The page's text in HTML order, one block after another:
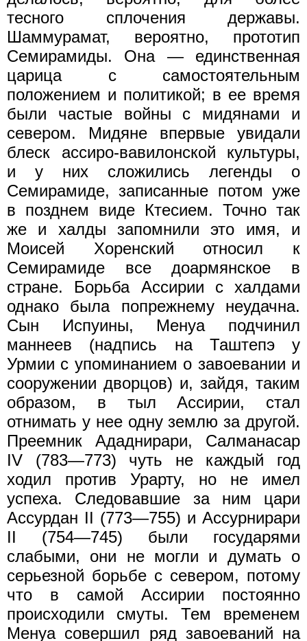
тесного сплочения державы.
Шаммурамат, вероятно, прототип
Семирамиды. Она — единственная
царица с самостоятельным
положением и политикой; в ее время
были частые войны с мидянами и
севером. Мидяне впервые увидали
блеск ассиро-вавилонской культуры,
и у них сложились легенды о
Семирамиде, записанные потом уже
в позднем виде Ктесием. Точно так
же и халды запомнили это имя, и
Моисей Хоренский относил к
Семирамиде все доармянское в
стране. Борьба Ассирии с халдами
однако была попрежнему неудачна.
Сын Испуины, Менуа подчинил
маннеев (надпись на Таштепэ у
Урмии с упоминанием о завоевании и
сооружении дворцов) и, зайдя, таким
образом, в тыл Ассирии, стал
отнимать у нее одну землю за другой.
Преемник Ададнирари, Салманасар
IV (783—773) чуть не каждый год
ходил против Урарту, но не имел
успеха. Следовавшие за ним цари
Ассурдан II (773—755) и Ассурнирари
II (754—745) были государями
слабыми, они не могли и думать о
серьезной борьбе с севером, потому
что в самой Ассирии постоянно
происходили смуты. Тем временем
Менуа совершил ряд завоеваний на